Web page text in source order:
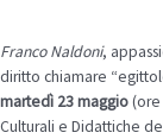
Franco Naldoni,
diritto chiamare
martedì 23 maggio(ore
Culturali e Didattiche